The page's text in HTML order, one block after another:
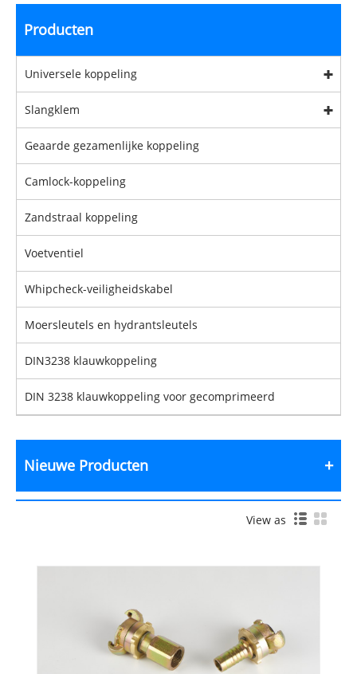
Producten
Universele koppeling
Slangklem
Geaarde gezamenlijke koppeling
Camlock-koppeling
Zandstraal koppeling
Voetventiel
Whipcheck-veiligheidskabel
Moersleutels en hydrantsleutels
DIN3238 klauwkoppeling
DIN 3238 klauwkoppeling voor gecomprimeerd
Nieuwe Producten
View as